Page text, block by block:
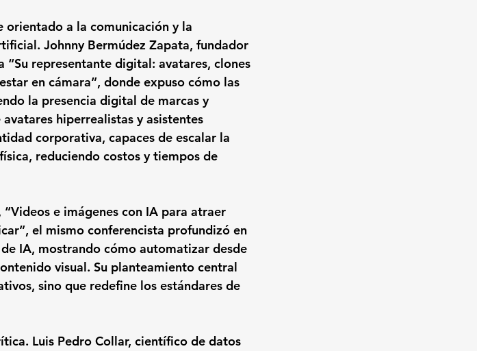
orientado a la comunicación y la
Johnny Bermúdez Zapata, fundador
“Su representante digital: avatares, clones
en cámara”, donde expuso cómo las
la presencia digital de marcas y
hiperrealistas y asistentes
corporativa, capaces de escalar la
reduciendo costos y tiempos de
“Videos e imágenes con IA para atraer
, el mismo conferencista profundizó en
IA, mostrando cómo automatizar desde
visual. Su planteamiento central
sino que redefine los estándares de
Luis Pedro Collar, científico de datos